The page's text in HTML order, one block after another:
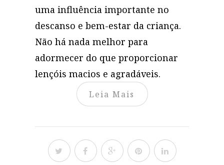
uma influência importante no
descanso e bem-estar da criança.
Não há nada melhor para
adormecer do que proporcionar
lençóis macios e agradáveis.
Leia Mais